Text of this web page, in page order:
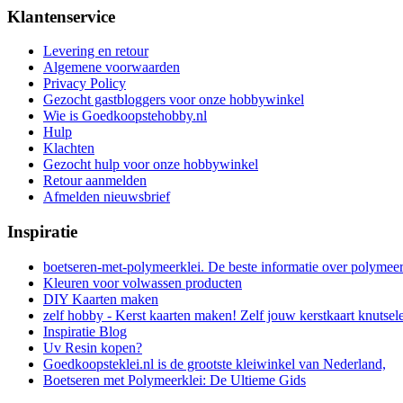
Klantenservice
Levering en retour
Algemene voorwaarden
Privacy Policy
Gezocht gastbloggers voor onze hobbywinkel
Wie is Goedkoopstehobby.nl
Hulp
Klachten
Gezocht hulp voor onze hobbywinkel
Retour aanmelden
Afmelden nieuwsbrief
Inspiratie
boetseren-met-polymeerklei. De beste informatie over
Kleuren voor volwassen producten
DIY Kaarten maken
zelf hobby - Kerst kaarten maken! Zelf jouw kerstkaart
Inspiratie Blog
Uv Resin kopen?
Goedkoopsteklei.nl is de grootste kleiwinkel van Nederland,
Boetseren met Polymeerklei: De Ultieme Gids